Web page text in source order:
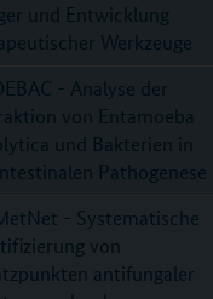
und Entwicklung
Werkzeuge
- Analyse der
von Entamoeba
und Bakterien in
Pathogenese
- Systematische
von
antifungaler